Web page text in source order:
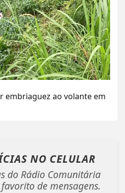
embriaguez ao volante em
NO CELULAR
do Rádio Comunitária
de mensagens.